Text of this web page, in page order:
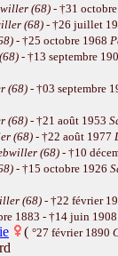
(68) - †31
(68) - †26 juillet
- †25 octobre 1968
- †13 septembre
(68) - †03 septembre
(68) - †21 août 1953
(68) - †22 août 1977
(68) - †10
- †15 octobre 1926
(68) - †22 février
1883 - †14 juin 1908
( °27 février 1890